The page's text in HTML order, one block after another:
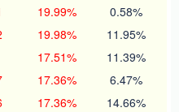
19.99% 0.58%
19.98% 11.95%
17.51% 11.39%
17.36% 6.47%
17.36% 14.66%